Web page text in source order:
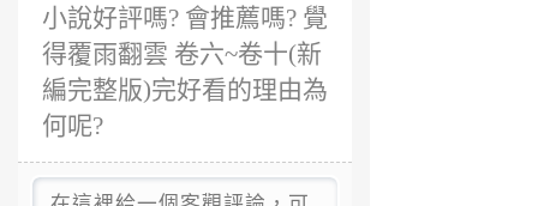
小說好評嗎? 會推薦嗎? 覺
得覆雨翻雲 卷六~卷十(新
編完整版)完好看的理由為
何呢?